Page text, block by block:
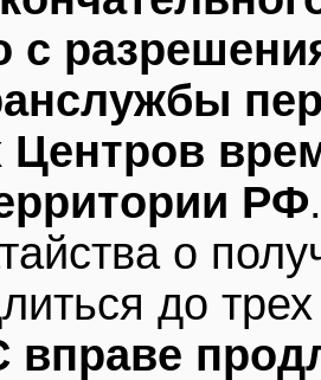
с
Центров
РФ
о
до